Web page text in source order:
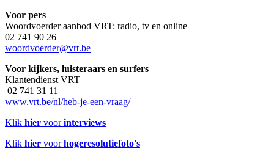
Voor pers
Woordvoerder aanbod VRT: radio, tv en online
02 741 90 26
woordvoerder@vrt.be
Voor kijkers, luisteraars en surfers
Klantendienst VRT
02 741 31 11
www.vrt.be/nl/heb-je-een-vraag/
Klik hier voorinterviews
Klik hier voorhogeresolutiefoto's